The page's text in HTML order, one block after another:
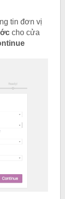
tin đơn vị
cho cửa